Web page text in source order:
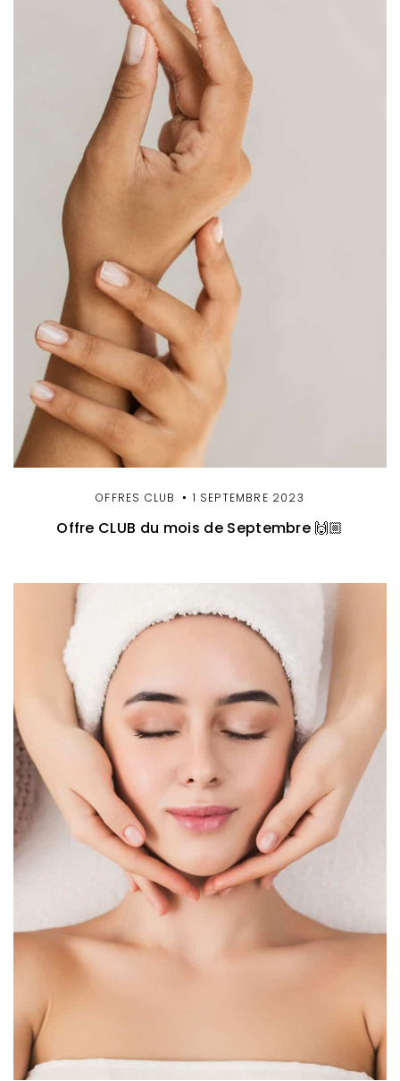
OFFRES CLUB 1 SEPTEMBRE 2023
Offre CLUB du mois de Septembre 🙌🏼